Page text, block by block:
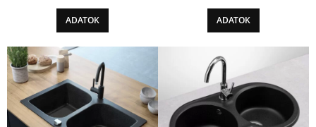
out of
ADATOK
out of
ADATOK